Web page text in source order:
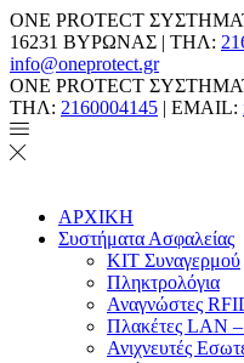
ONE PROTECT
16231 ΒΥΡΩΝΑΣ | ΤΗΛ:
info@oneprotect.gr
ONE PROTECT
ΤΗΛ: 2160004145 | EMAIL:
ΑΡΧΙΚΗ
Συστήματα Ασφαλείας
ΚΙΤ Συναγερμού
Πληκτρολόγια
Αναγνώστες
Πλακέτες LAN
Ανιχνευτές